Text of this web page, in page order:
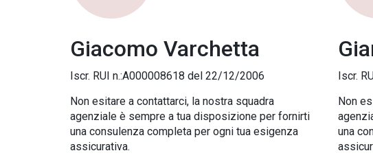
Giacomo Varchetta
Iscr. RUI n.:A000008618 del 22/12/2006
Non esitare a contattarci, la nostra squadra
agenziale è sempre a tua disposizione per fornirti
una consulenza completa per ogni tua esigenza
assicurativa.
Iscr.
Non
una